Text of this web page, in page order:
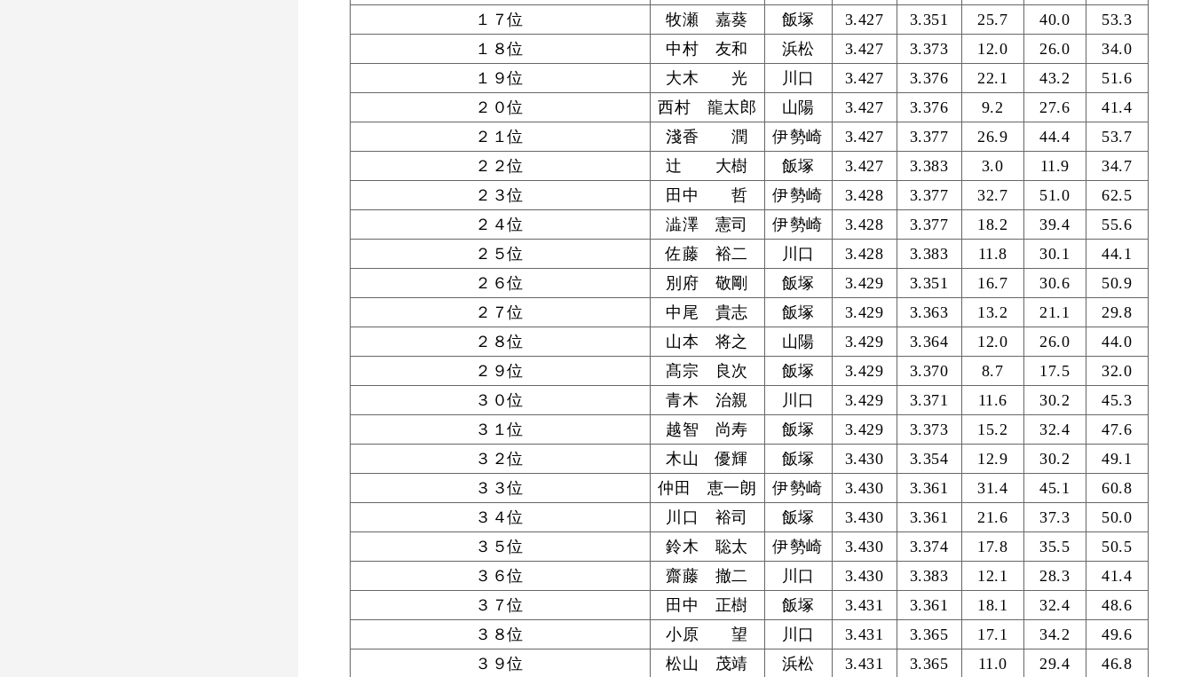
１７位
牧瀬 嘉葵 飯塚 3.427 3.351 25.7 40.0
53.3
１８位
中村 友和 浜松 3.427 3.373 12.0 26.0
34.0
１９位
大木 光 川口 3.427 3.376 22.1 43.2
51.6
２０位
西村 龍太郎 山陽 3.427 3.376 9.2 27.6
41.4
２１位
淺香 潤 伊勢崎 3.427 3.377 26.9 44.4
53.7
２２位
辻 大樹 飯塚 3.427 3.383 3.0 11.9
34.7
２３位
田中 哲 伊勢崎 3.428 3.377 32.7 51.0
62.5
２４位
澁澤 憲司 伊勢崎 3.428 3.377 18.2 39.4
55.6
２５位
佐藤 裕二 川口 3.428 3.383 11.8 30.1
44.1
２６位
別府 敬剛 飯塚 3.429 3.351 16.7 30.6
50.9
２７位
中尾 貴志 飯塚 3.429 3.363 13.2 21.1
29.8
２８位
山本 将之 山陽 3.429 3.364 12.0 26.0
44.0
２９位
髙宗 良次 飯塚 3.429 3.370 8.7 17.5
32.0
３０位
青木 治親 川口 3.429 3.371 11.6 30.2
45.3
３１位
越智 尚寿 飯塚 3.429 3.373 15.2 32.4
47.6
３２位
木山 優輝 飯塚 3.430 3.354 12.9 30.2
49.1
３３位
仲田 恵一朗 伊勢崎 3.430 3.361 31.4 45.1
60.8
３４位
川口 裕司 飯塚 3.430 3.361 21.6 37.3
50.0
３５位
鈴木 聡太 伊勢崎 3.430 3.374 17.8 35.5
50.5
３６位
齋藤 撤二 川口 3.430 3.383 12.1 28.3
41.4
３７位
田中 正樹 飯塚 3.431 3.361 18.1 32.4
48.6
３８位
小原 望 川口 3.431 3.365 17.1 34.2
49.6
３９位
松山 茂靖 浜松 3.431 3.365 11.0 29.4 46.8